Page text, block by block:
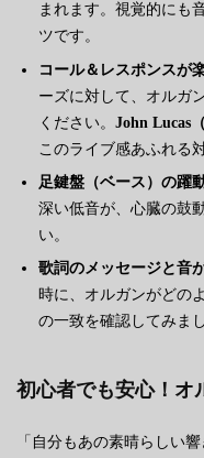
まれます。視覚的にも
ツです。
コール＆レスポンスが
ーズに対して、オルガ
ください。 John Lucas
このライブ感あふれる
足鍵盤（ベース）の躍
深い低音が、心臓の鼓
い。
歌詞のメッセージと音
時に、オルガンがどの
の一致を確認してみまし
初心者でも安心！オ
「自分もあの素晴らしい